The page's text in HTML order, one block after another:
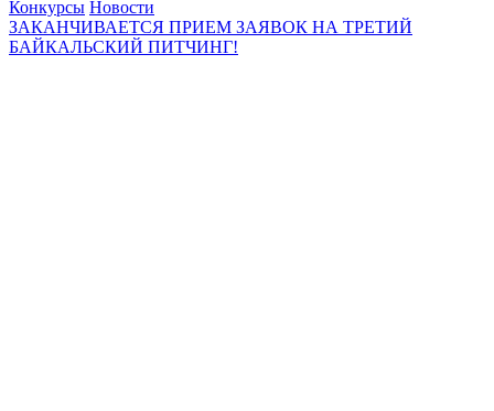
Конкурсы Новости
ЗАКАНЧИВАЕТСЯ ПРИЕМ ЗАЯВОК НА ТРЕТИЙ
БАЙКАЛЬСКИЙ ПИТЧИНГ!